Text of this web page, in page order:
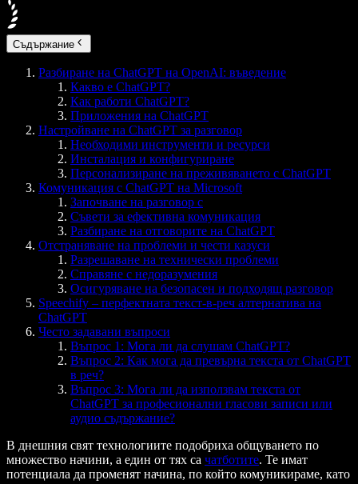
Съдържание
Разбиране на ChatGPT на OpenAI: въведение
Какво е ChatGPT?
Как работи ChatGPT?
Приложения на ChatGPT
Настройване на ChatGPT за разговор
Необходими инструменти и ресурси
Инсталация и конфигуриране
Персонализиране на преживяването с ChatGPT
Комуникация с ChatGPT на Microsoft
Започване на разговор с
Съвети за ефективна комуникация
Разбиране на отговорите на ChatGPT
Отстраняване на проблеми и чести казуси
Разрешаване на технически проблеми
Справяне с недоразумения
Осигуряване на безопасен и подходящ разговор
Speechify – перфектната текст-в-реч алтернатива на
ChatGPT
Често задавани въпроси
Въпрос 1: Мога ли да слушам ChatGPT?
Въпрос 2: Как мога да превърна текста от ChatGPT
в реч?
Въпрос 3: Мога ли да използвам текста от
ChatGPT за професионални гласови записи или
аудио съдържание?
В днешния свят технологиите подобриха общуването по
множество начини, а един от тях са чатботите. Те имат
потенциала да променят начина, по който комуникираме, като